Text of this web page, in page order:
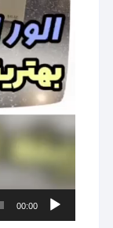
00:00